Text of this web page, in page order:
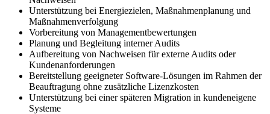
Unterstützung bei Energiezielen, Maßnahmenplanung und
Maßnahmenverfolgung
Vorbereitung von Managementbewertungen
Planung und Begleitung interner Audits
Aufbereitung von Nachweisen für externe Audits oder
Kundenanforderungen
Bereitstellung geeigneter Software-Lösungen im Rahmen der
Beauftragung ohne zusätzliche Lizenzkosten
Unterstützung bei einer späteren Migration in kundeneigene
Systeme